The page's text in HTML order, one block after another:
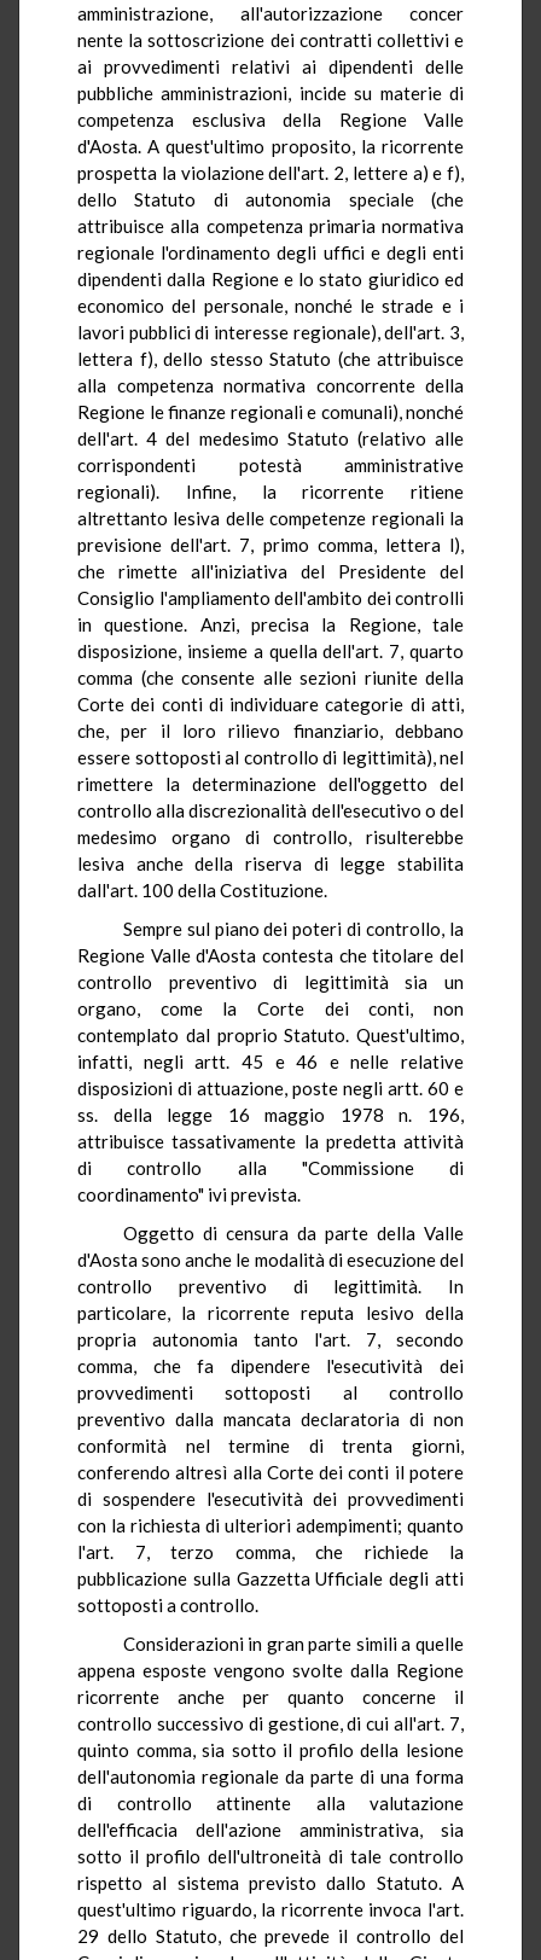
amministrazione, all'autorizzazione concer
nente la sottoscrizione dei contratti collettivi e
ai provvedimenti relativi ai dipendenti delle
pubbliche amministrazioni, incide su materie di
competenza esclusiva della Regione Valle
d'Aosta. A quest'ultimo proposito, la ricorrente
prospetta la violazione dell'art. 2, lettere a) e f),
dello Statuto di autonomia speciale (che
attribuisce alla competenza primaria normativa
regionale l'ordinamento degli uffici e degli enti
dipendenti dalla Regione e lo stato giuridico ed
economico del personale, nonché le strade e i
lavori pubblici di interesse regionale), dell'art. 3,
lettera f), dello stesso Statuto (che attribuisce
alla competenza normativa concorrente della
Regione le finanze regionali e comunali), nonché
dell'art. 4 del medesimo Statuto (relativo alle
corrispondenti potestà amministrative
regionali). Infine, la ricorrente ritiene
altrettanto lesiva delle competenze regionali la
previsione dell'art. 7, primo comma, lettera l),
che rimette all'iniziativa del Presidente del
Consiglio l'ampliamento dell'ambito dei controlli
in questione. Anzi, precisa la Regione, tale
disposizione, insieme a quella dell'art. 7, quarto
comma (che consente alle sezioni riunite della
Corte dei conti di individuare categorie di atti,
che, per il loro rilievo finanziario, debbano
essere sottoposti al controllo di legittimità), nel
rimettere la determinazione dell'oggetto del
controllo alla discrezionalità dell'esecutivo o del
medesimo organo di controllo, risulterebbe
lesiva anche della riserva di legge stabilita
dall'art. 100 della Costituzione.
Sempre sul piano dei poteri di controllo, la
Regione Valle d'Aosta contesta che titolare del
controllo preventivo di legittimità sia un
organo, come la Corte dei conti, non
contemplato dal proprio Statuto. Quest'ultimo,
infatti, negli artt. 45 e 46 e nelle relative
disposizioni di attuazione, poste negli artt. 60 e
ss. della legge 16 maggio 1978 n. 196,
attribuisce tassativamente la predetta attività
di controllo alla "Commissione di
coordinamento" ivi prevista.
Oggetto di censura da parte della Valle
d'Aosta sono anche le modalità di esecuzione del
controllo preventivo di legittimità. In
particolare, la ricorrente reputa lesivo della
propria autonomia tanto l'art. 7, secondo
comma, che fa dipendere l'esecutività dei
provvedimenti sottoposti al controllo
preventivo dalla mancata declaratoria di non
conformità nel termine di trenta giorni,
conferendo altresì alla Corte dei conti il potere
di sospendere l'esecutività dei provvedimenti
con la richiesta di ulteriori adempimenti; quanto
l'art. 7, terzo comma, che richiede la
pubblicazione sulla Gazzetta Ufficiale degli atti
sottoposti a controllo.
Considerazioni in gran parte simili a quelle
appena esposte vengono svolte dalla Regione
ricorrente anche per quanto concerne il
controllo successivo di gestione, di cui all'art. 7,
quinto comma, sia sotto il profilo della lesione
dell'autonomia regionale da parte di una forma
di controllo attinente alla valutazione
dell'efficacia dell'azione amministrativa, sia
sotto il profilo dell'ultroneità di tale controllo
rispetto al sistema previsto dallo Statuto. A
quest'ultimo riguardo, la ricorrente invoca l'art.
29 dello Statuto, che prevede il controllo del